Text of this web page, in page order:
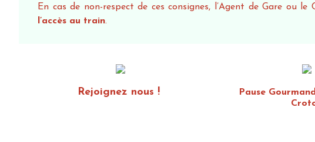
En cas de non-respect de ces consignes, l’Agent de Gare ou
l’accès au train.
Rejoignez nous !
Pause